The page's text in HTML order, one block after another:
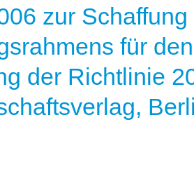
zur Schaffung
für
der Richtlinie